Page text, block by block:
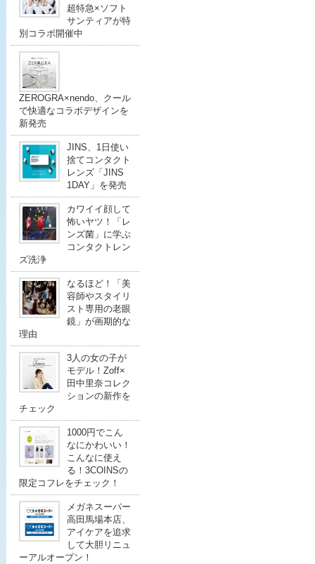
超特急×ソフト
サンティアが特
別コラボ開催中
ZEROGRA×nendo、クール
で快適なコラボデザインを
新発売
JINS、1日使い
捨てコンタクト
レンズ「JINS
1DAY」を発売
カワイイ顔して
怖いヤツ！「レ
ンズ菌」に学ぶ
コンタクトレン
ズ洗浄
なるほど！「美
容師やスタイリ
スト専用の老眼
鏡」が画期的な
理由
3人の女の子が
モデル！Zoff×
田中里奈コレク
ションの新作を
チェック
1000円でこん
なにかわいい！
こんなに使え
る！3COINSの
限定コフレをチェック！
メガネスーパー
高田馬場本店、
アイケアを追求
して大胆リニュ
ーアルオープン！